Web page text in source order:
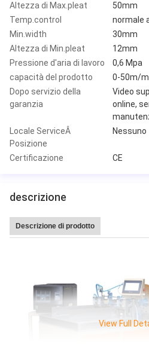
Altezza di Max.pleat
50mm
Temp.control
normale
Min.width
30mm
Altezza di Min.pleat
12mm
Pressione d'aria di lavoro
0,6 Mpa
capacità del prodotto
0-50m/
Dopo servizio della
garanzia
Video
online,
Locale ServiceÂ
Posizione
Nessuno
Certificazione CE
descrizione
Descrizione di prodotto
View Full